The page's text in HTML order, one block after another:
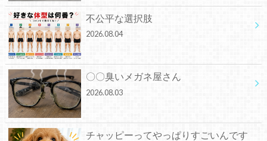
不公平な選択肢
2026.08.04
〇〇臭いメガネ屋さん
2026.08.03
チャッピーってやっぱりすごいんです